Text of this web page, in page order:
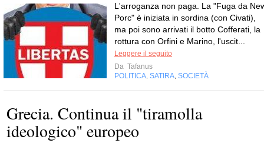
L'arroganza non paga. La "Fuga da
Porc" è iniziata in sordina (con Civati),
ma poi sono arrivati il botto Cofferati, la
rottura con Orfini e Marino, l'uscit...
Leggere il seguito
Da Tafanus
POLITICA SATIRA SOCIETÀ
Grecia. Continua il "tiramolla
ideologico" europeo